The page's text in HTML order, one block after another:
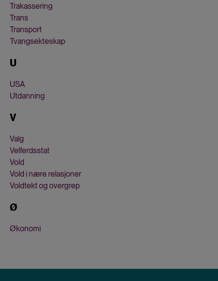
Trakassering
Trans
Transport
Tvangsekteskap
U
USA
Utdanning
V
Valg
Velferdsstat
Vold
Vold i nære relasjoner
Voldtekt og overgrep
Ø
Økonomi